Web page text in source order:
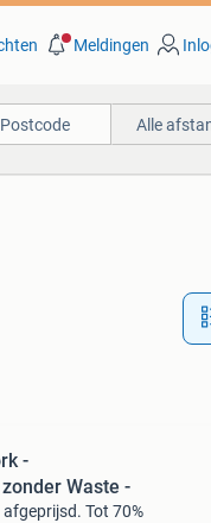
Meldingen
Alle
-
Waste -
Tot 70%